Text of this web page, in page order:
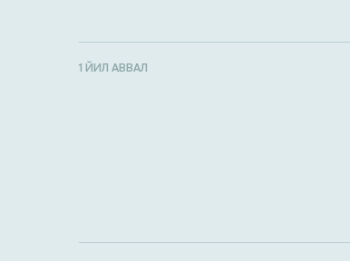
1 ЙИЛ АВВАЛ